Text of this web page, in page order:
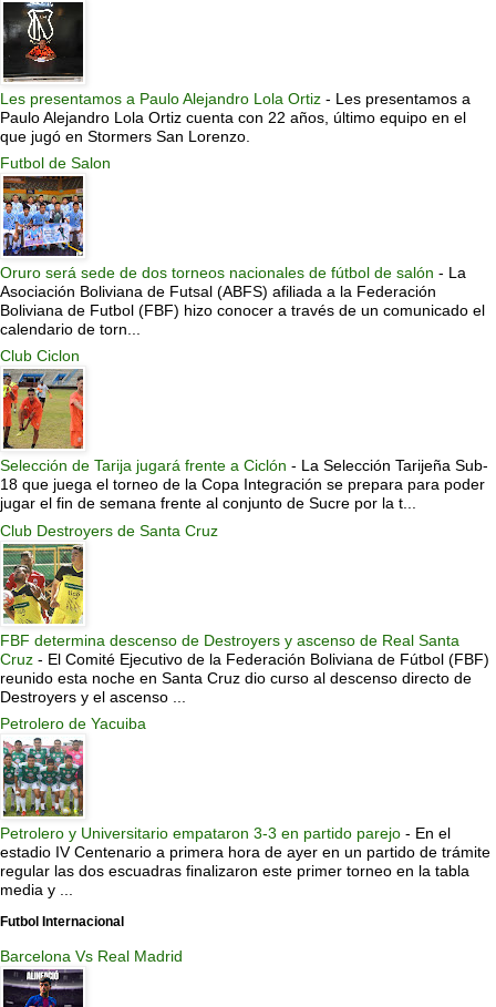
Les presentamos a Paulo Alejandro Lola Ortiz - Les presentamos a
Paulo Alejandro Lola Ortiz cuenta con 22 años, último equipo en el
que jugó en Stormers San Lorenzo.
Futbol de Salon
Oruro será sede de dos torneos nacionales de fútbol de salón - La
Asociación Boliviana de Futsal (ABFS) afiliada a la Federación
Boliviana de Futbol (FBF) hizo conocer a través de un comunicado el
calendario de torn...
Club Ciclon
Selección de Tarija jugará frente a Ciclón - La Selección Tarijeña Sub-
18 que juega el torneo de la Copa Integración se prepara para poder
jugar el fin de semana frente al conjunto de Sucre por la t...
Club Destroyers de Santa Cruz
FBF determina descenso de Destroyers y ascenso de Real Santa
Cruz - El Comité Ejecutivo de la Federación Boliviana de Fútbol (FBF)
reunido esta noche en Santa Cruz dio curso al descenso directo de
Destroyers y el ascenso ...
Petrolero de Yacuiba
Petrolero y Universitario empataron 3-3 en partido parejo - En el
estadio IV Centenario a primera hora de ayer en un partido de trámite
regular las dos escuadras finalizaron este primer torneo en la tabla
media y ...
Futbol Internacional
Barcelona Vs Real Madrid